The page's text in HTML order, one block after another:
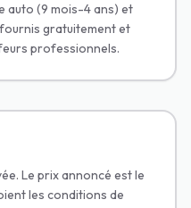
auto (9 mois-4 ans) et
gratuitement et
professionnels.
Le prix annoncé est le
les conditions de